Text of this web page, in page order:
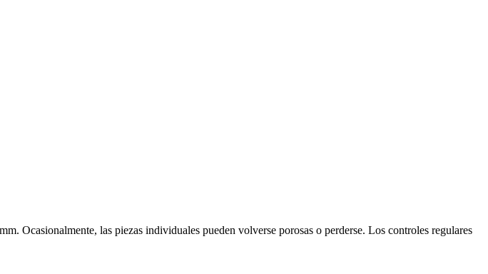
Ocasionalmente, las piezas individuales pueden volverse porosas o perderse. Los controles regulares